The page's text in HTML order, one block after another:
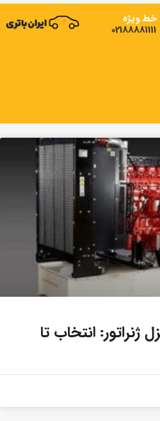
خط ویژه
02188881111
ژنراتور: انتخاب تا